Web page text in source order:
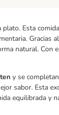
Esta
Gracias
natural. Con
y se
sabor. Esta
equilibrada y